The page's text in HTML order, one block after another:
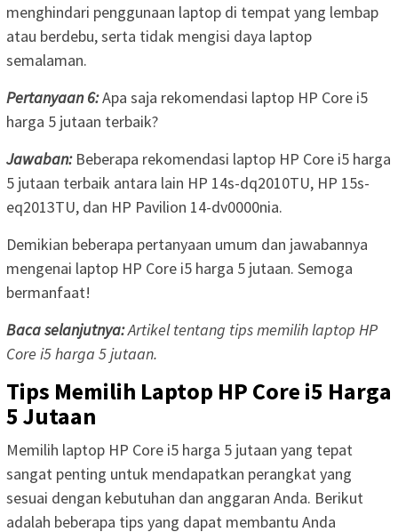
menghindari penggunaan laptop di tempat yang lembap
atau berdebu, serta tidak mengisi daya laptop
semalaman.
Pertanyaan 6:Apa saja rekomendasi laptop HP Core i5
harga 5 jutaan terbaik?
Jawaban:Beberapa rekomendasi laptop HP Core i5 harga
5 jutaan terbaik antara lain HP 14s-dq2010TU, HP 15s-
eq2013TU, dan HP Pavilion 14-dv0000nia.
Demikian beberapa pertanyaan umum dan jawabannya
mengenai laptop HP Core i5 harga 5 jutaan. Semoga
bermanfaat!
Baca selanjutnya:Artikel tentang tips memilih laptop HP
Core i5 harga 5 jutaan.
Tips Memilih Laptop HP Core i5 Harga
5 Jutaan
Memilih laptop HP Core i5 harga 5 jutaan yang tepat
sangat penting untuk mendapatkan perangkat yang
sesuai dengan kebutuhan dan anggaran Anda. Berikut
adalah beberapa tips yang dapat membantu Anda